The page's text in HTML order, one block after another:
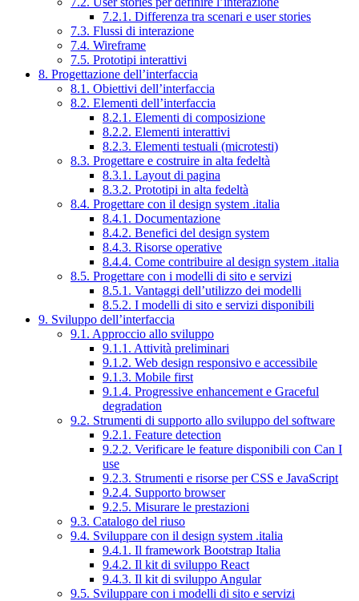
7.2.1. Differenza tra scenari e user stories
7.3. Flussi di interazione
7.4. Wireframe
7.5. Prototipi interattivi
8. Progettazione dell’interfaccia
8.1. Obiettivi dell’interfaccia
8.2. Elementi dell’interfaccia
8.2.1. Elementi di composizione
8.2.2. Elementi interattivi
8.2.3. Elementi testuali (microtesti)
8.3. Progettare e costruire in alta fedeltà
8.3.1. Layout di pagina
8.3.2. Prototipi in alta fedeltà
8.4. Progettare con il design system .italia
8.4.1. Documentazione
8.4.2. Benefici del design system
8.4.3. Risorse operative
8.4.4. Come contribuire al design system .italia
8.5. Progettare con i modelli di sito e servizi
8.5.1. Vantaggi dell’utilizzo dei modelli
8.5.2. I modelli di sito e servizi disponibili
9. Sviluppo dell’interfaccia
9.1. Approccio allo sviluppo
9.1.1. Attività preliminari
9.1.2. Web design responsivo e accessibile
9.1.3. Mobile first
9.1.4. Progressive enhancement e Graceful
degradation
9.2. Strumenti di supporto allo sviluppo del software
9.2.1. Feature detection
9.2.2. Verificare le feature disponibili con Can I
use
9.2.3. Strumenti e risorse per CSS e JavaScript
9.2.4. Supporto browser
9.2.5. Misurare le prestazioni
9.3. Catalogo del riuso
9.4. Sviluppare con il design system .italia
9.4.1. Il framework Bootstrap Italia
9.4.2. Il kit di sviluppo React
9.4.3. Il kit di sviluppo Angular
9.5. Sviluppare con i modelli di sito e servizi